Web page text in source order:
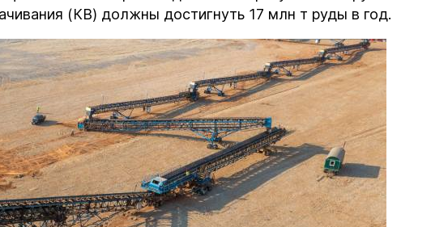
(КВ) должны достигнуть 17 млн т руды в год.